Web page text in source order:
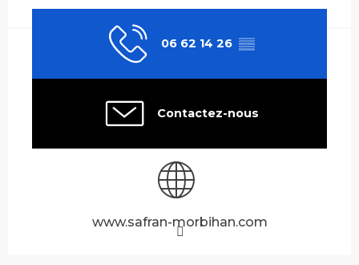
06 62 14 26 ▒▒
Contactez-nous
www.safran-morbihan.com